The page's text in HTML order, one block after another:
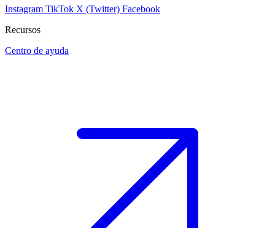
Instagram TikTok X (Twitter) Facebook
Recursos
Centro de ayuda